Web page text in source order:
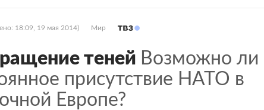
18:09, 19 мая 2014) Мир
теней Возможно ли
присутствие НАТО в
Европе?